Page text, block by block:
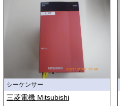
シーケンサー
三菱電機 Mitsubishi